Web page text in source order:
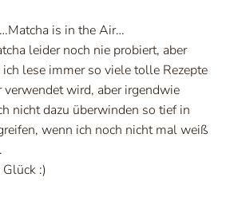
is in the Air…
leider noch nie probiert, aber
lese immer so viele tolle Rezepte
verwendet wird, aber irgendwie
nicht dazu überwinden so tief in
wenn ich noch nicht mal weiß
:)